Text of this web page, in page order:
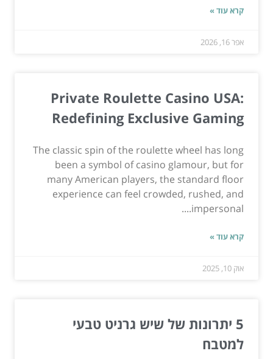
קרא עוד »
אפר 16, 2026
Private Roulette Casino USA:
Redefining Exclusive Gaming
The classic spin of the roulette wheel has long
been a symbol of casino glamour, but for
many American players, the standard floor
experience can feel crowded, rushed, and
impersonal....
קרא עוד »
אוק 10, 2025
5 יתרונות של שיש גרניט טבעי
למטבח